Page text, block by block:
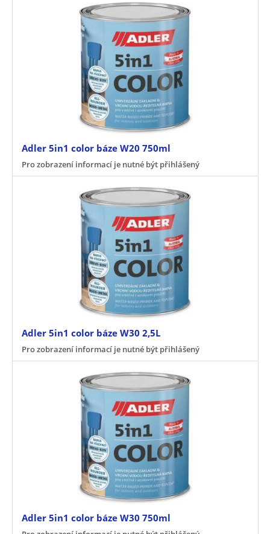
Adler 5in1 color báze W20 750ml
Pro zobrazení informací je nutné být přihlášený
Adler 5in1 color báze W30 2,5L
Pro zobrazení informací je nutné být přihlášený
Adler 5in1 color báze W30 750ml